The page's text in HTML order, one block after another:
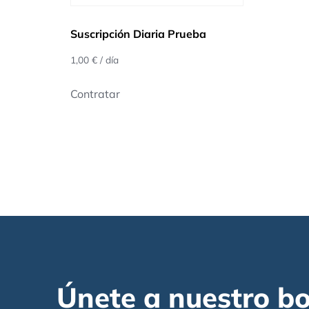
Suscripción Diaria Prueba
1,00 € / día
Contratar
Únete a nuestro